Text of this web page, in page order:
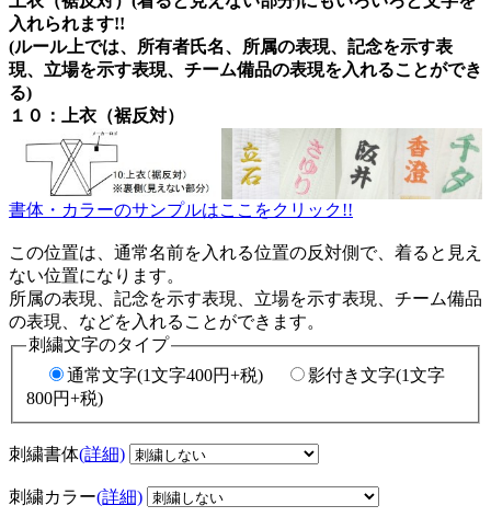
入れられます!!
(ルール上では、所有者氏名、所属の表現、記念を示す表
現、立場を示す表現、チーム備品の表現を入れることができ
る)
１０：上衣（裾反対）
書体・カラーのサンプルはここをクリック!!
この位置は、通常名前を入れる位置の反対側で、着ると見え
ない位置になります。
所属の表現、記念を示す表現、立場を示す表現、チーム備品
の表現、などを入れることができます。
刺繍文字のタイプ
通常文字(1文字400円+税)
影付き文字(1文字
800円+税)
刺繍書体(詳細)
刺繍カラー(詳細)